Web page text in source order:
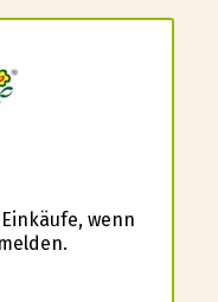
wenn